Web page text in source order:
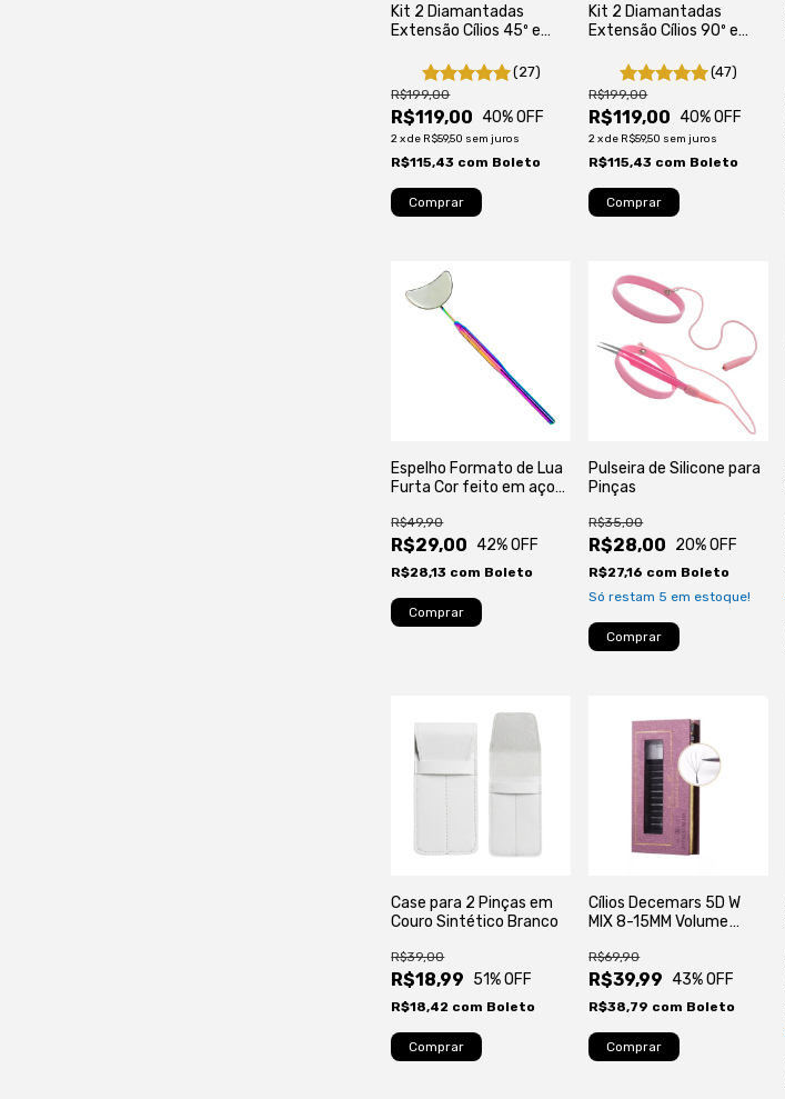
Kit 2 Diamantadas
Extensão Cílios 45º e
Isolamento, Volume
Russo, Mega e Fios
Tecnológicos
(27)
R$119,00
R$199,00
40% OFF
2xde R$59,50 sem juros
R$115,43 com Boleto
Kit 2 Diamantadas
Extensão Cílios 90º e
Isolamento, Volume
Russo, Mega e Fios
Tecnológicos
(47)
R$119,00
R$199,00
40% OFF
2xde R$59,50 sem juros
R$115,43 com Boleto
Espelho Formato de Lua
Furta Cor feito em aço
R$29,00
R$49,90
42% OFF
R$28,13 com Boleto
Pulseira de Silicone para
Pinças
R$28,00
R$35,00
20% OFF
R$27,16 com Boleto
Só restam 5 em estoque!
Comprar
Case para 2 Pinças em
Couro Sintético Branco
R$18,99
R$39,00
51% OFF
R$18,42 com Boleto
Cílios Decemars 5D W
MIX 8-15MM Volume
R$39,99
R$69,90
43% OFF
R$38,79 com Boleto